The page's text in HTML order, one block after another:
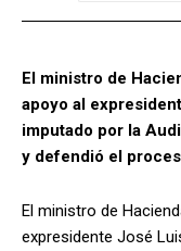
El ministro de
apoyo al
imputado por la
y defendió el
El ministro de
expresidente José